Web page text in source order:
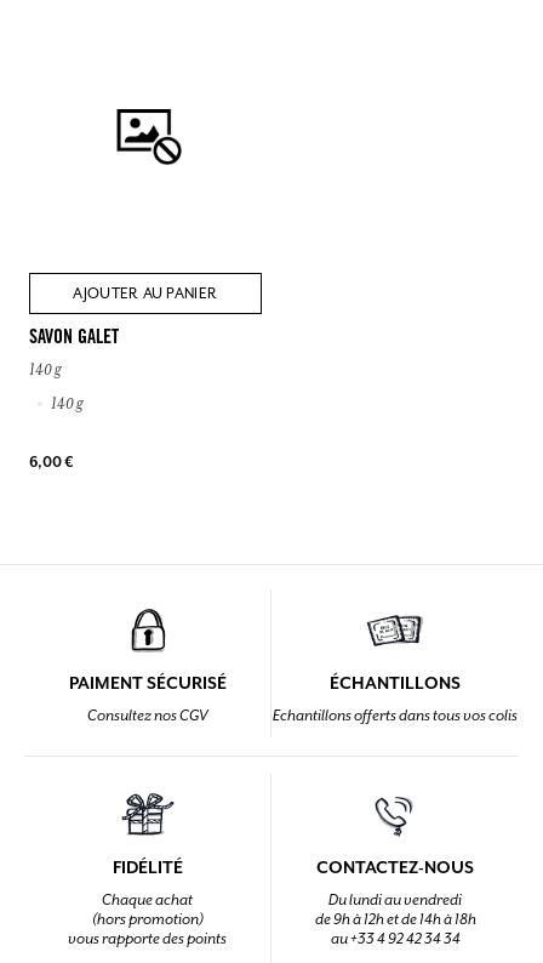
AJOUTER AU PANIER
SAVON GALET
140 g
140 g
6,00 €
PAIMENT SÉCURISÉ
Consultez nos CGV
ÉCHANTILLONS
Echantillons offerts dans tous vos colis
FIDÉLITÉ
Chaque achat
(hors promotion)
vous rapporte des points
CONTACTEZ-NOUS
Du lundi au vendredi
de 9h à 12h et de 14h à 18h
au +33 4 92 42 34 34